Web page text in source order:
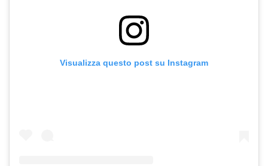
Visualizza questo post su Instagram